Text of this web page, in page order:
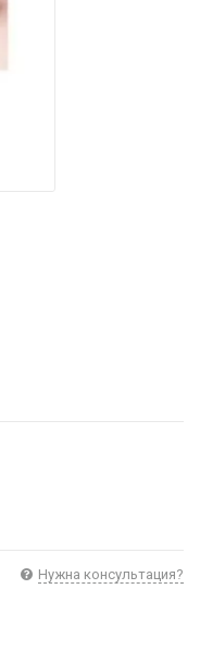
Нужна консультация?